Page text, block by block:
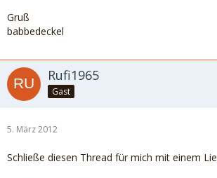
Gruß
babbedeckel
Rufi1965
Gast
5. März 2012
Schließe diesen Thread für mich mit einem